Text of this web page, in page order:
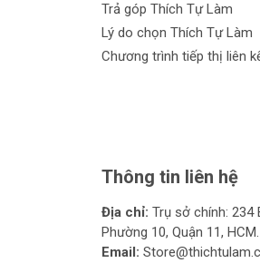
Trả góp Thích Tự Làm
Lý do chọn Thích Tự Làm
Chương trình tiếp thị liên
Thông tin liên hệ
Địa chỉ: Trụ sở chính: 234
Phường 10, Quận 11, HCM.
Email: